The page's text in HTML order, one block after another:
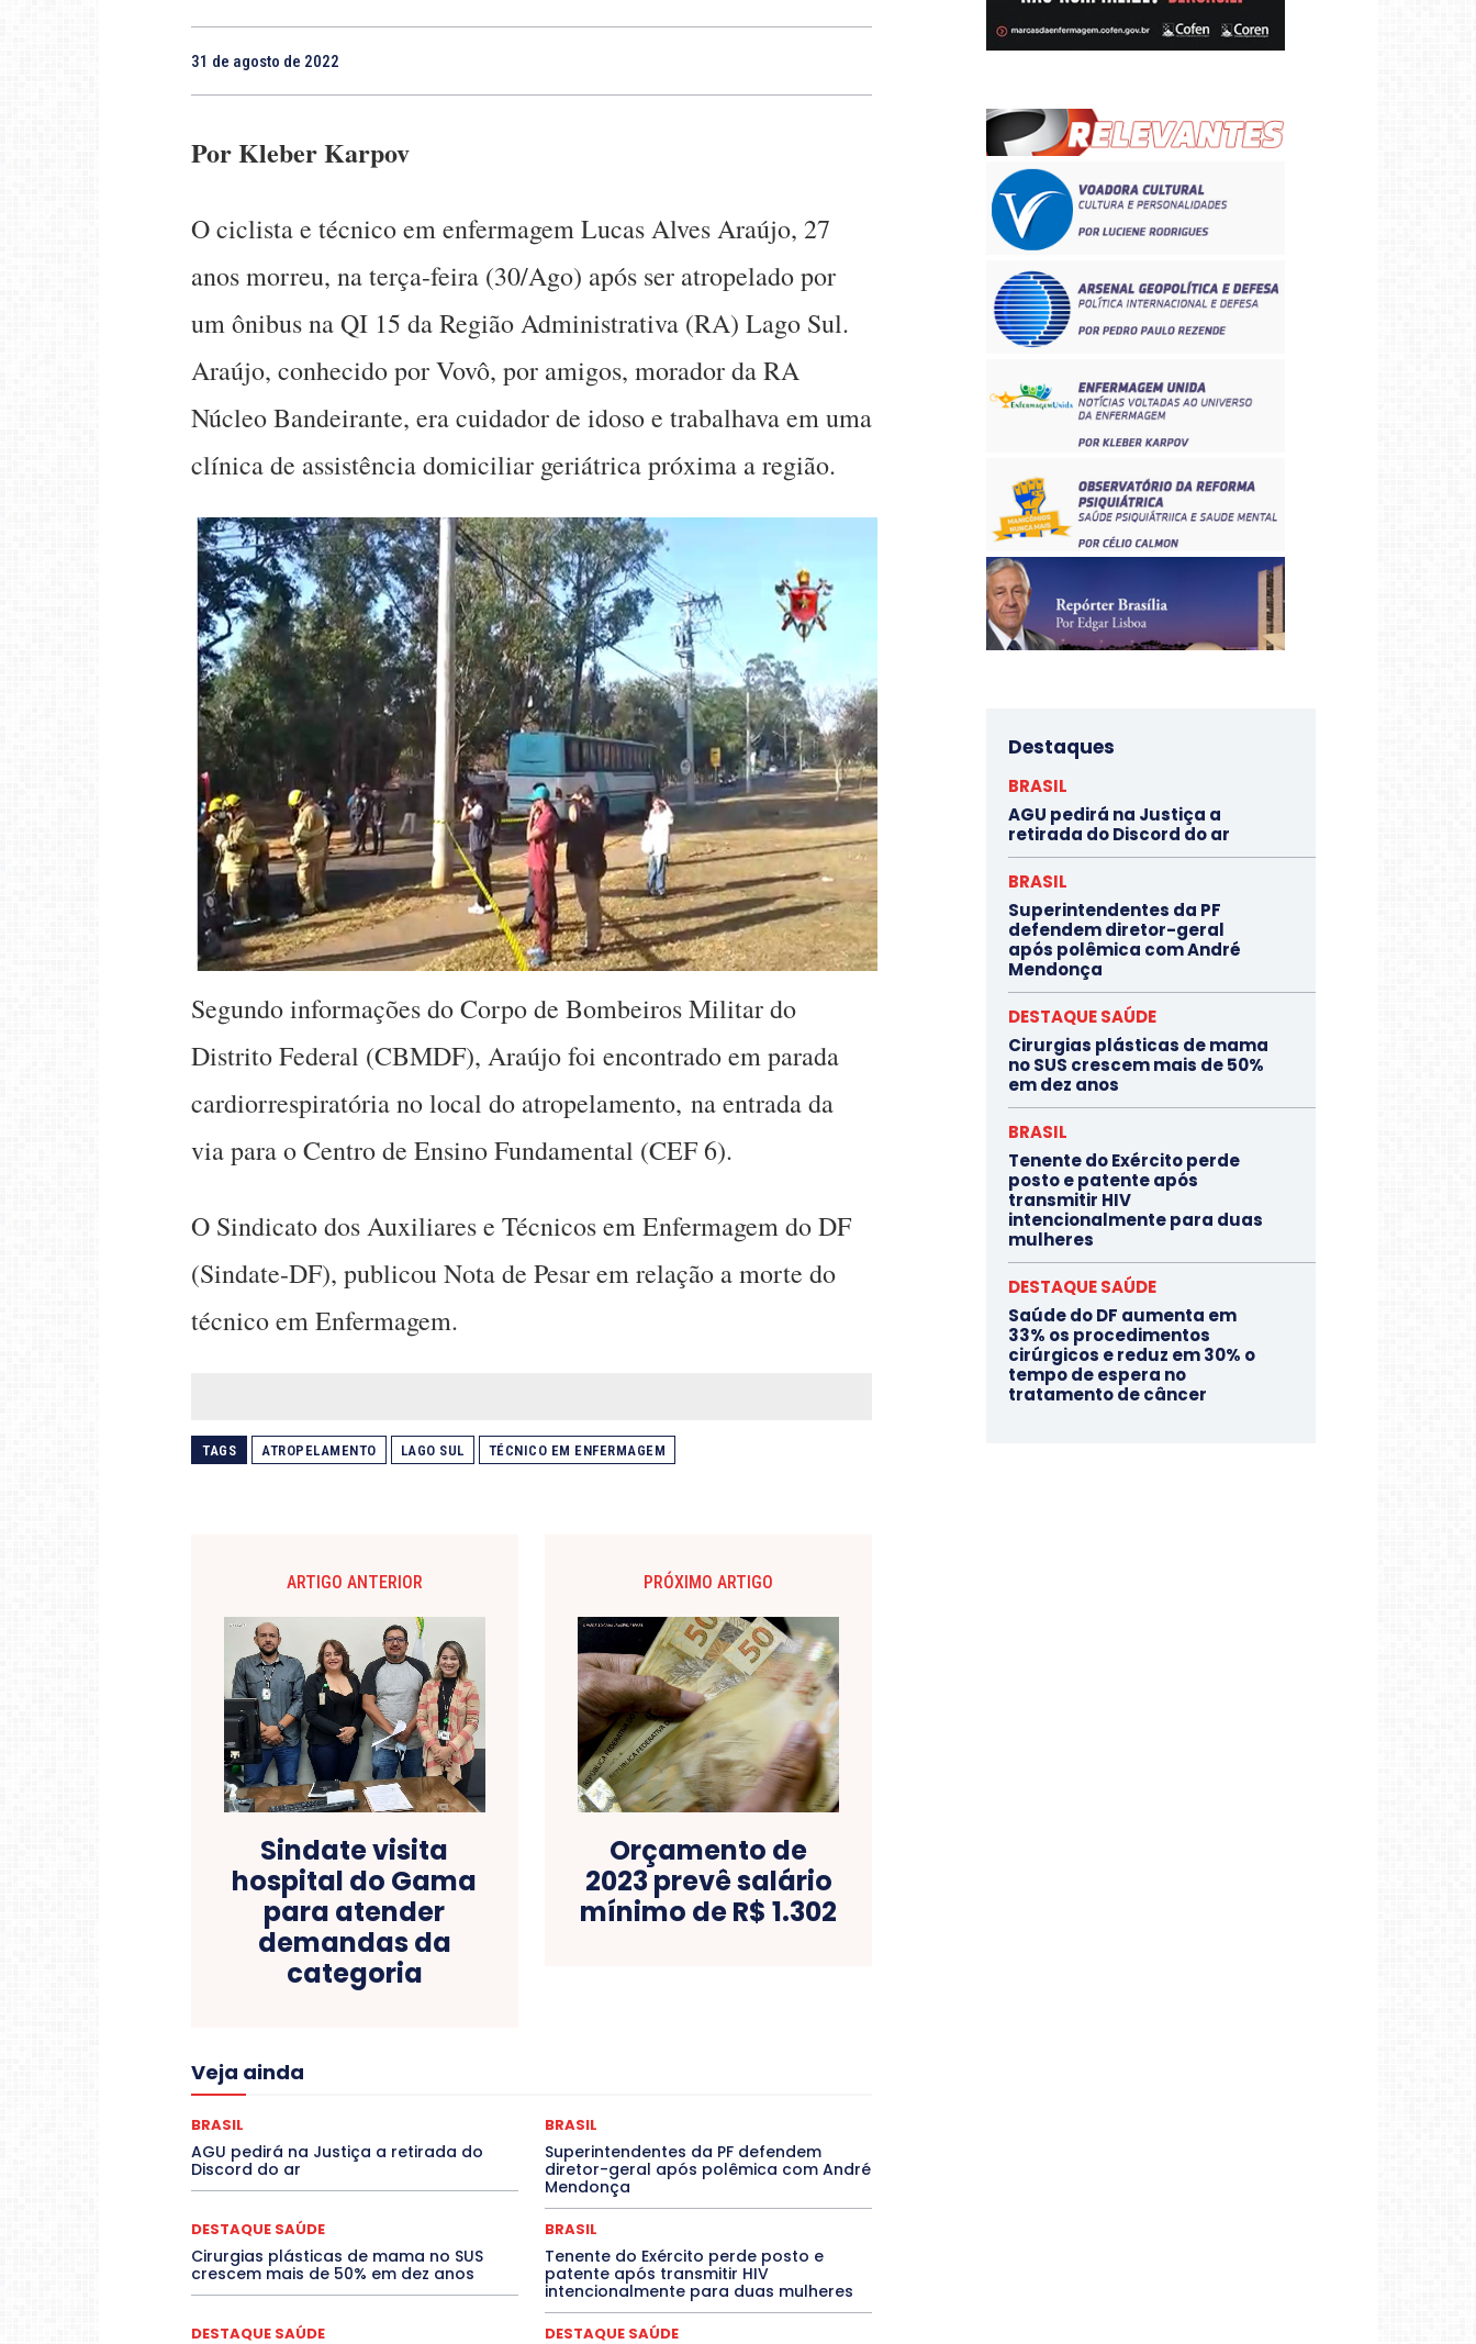
31 de agosto de 2022
Por Kleber Karpov
O ciclista e técnico em enfermagem Lucas Alves Araújo, 27
anos morreu, na terça-feira (30/Ago) após ser atropelado por
um ônibus na QI 15 da Região Administrativa (RA) Lago Sul.
Araújo, conhecido por Vovô, por amigos, morador da RA
Núcleo Bandeirante, era cuidador de idoso e trabalhava em uma
clínica de assistência domiciliar geriátrica próxima a região.
Segundo informações do Corpo de Bombeiros Militar do
Distrito Federal (CBMDF), Araújo foi encontrado em parada
cardiorrespiratória no local do atropelamento, na entrada da
via para o Centro de Ensino Fundamental (CEF 6).
O Sindicato dos Auxiliares e Técnicos em Enfermagem do DF
(Sindate-DF), publicou Nota de Pesar em relação a morte do
técnico em Enfermagem.
TAGS ATROPELAMENTO LAGO SUL TÉCNICO EM ENFERMAGEM
ARTIGO ANTERIOR
Sindate visita
hospital do Gama
para atender
demandas da
categoria
PRÓXIMO ARTIGO
Orçamento de
2023 prevê salário
mínimo de R$ 1.302
Veja ainda
COLUNAS
CONTRATO TEMPORÁRIO
DESTAQUE BRASIL
DESTAQUES
EDUCAÇÃO
ELEIÇÕES EMPREGO E OPORTUNIDADES ENTORNO
Especial
Espírito Santo
EVENTOS EXPOSIÇÃO Featured
Febre Amarela
INTELIGÊNCIA ARTIFICIAL
Mato Grosso do Sul
Minas Gerais
O Plantonista
Opinião Oropouche Pará Paraíba Paraná Pernambuco
POLÍTICA
PROCESSO SELETIVO PUBLIEDITORIAL
QUALIFICAÇÃO PROFISSIONAL
RESIDÊNCIA
Rio de Janeiro Rio Grande do Sul Roraima Santa Catarina
São Paulo
SEGURANÇA Soltando o Verbo
TÁ FROID?
TIC TAC Tocantins
BRASIL
AGU pedirá na Justiça a retirada do
Discord do ar
BRASIL
Superintendentes da PF defendem
diretor-geral após polêmica com André
Mendonça
DESTAQUE SAÚDE
Cirurgias plásticas de mama no SUS
crescem mais de 50% em dez anos
BRASIL
Tenente do Exército perde posto e
patente após transmitir HIV
intencionalmente para duas mulheres
DESTAQUE SAÚDE DESTAQUE SAÚDE
Destaques
BRASIL
AGU pedirá na Justiça a
retirada do Discord do ar
BRASIL
Superintendentes da PF
defendem diretor-geral
após polêmica com André
Mendonça
DESTAQUE SAÚDE
Cirurgias plásticas de mama
no SUS crescem mais de 50%
em dez anos
BRASIL
Tenente do Exército perde
posto e patente após
transmitir HIV
intencionalmente para duas
mulheres
DESTAQUE SAÚDE
Saúde do DF aumenta em
33% os procedimentos
cirúrgicos e reduz em 30% o
tempo de espera no
tratamento de câncer